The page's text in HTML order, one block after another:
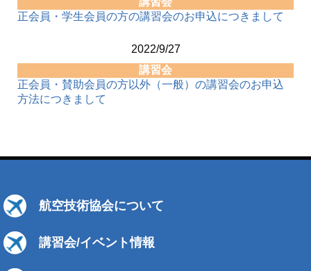
正会員・学生会員の方の講習会のお申込につきまして
2022/9/27
講習会
正会員・賛助会員の方以外（一般）の講習会のお申込
方法につきまして
航空技術協会について
講習会/イベント情報